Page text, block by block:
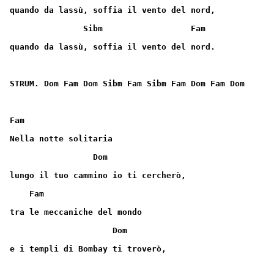
quando da lassù, soffia il vento del nord,
               Sibm                  Fam
quando da lassù, soffia il vento del nord.
STRUM. Dom Fam Dom Sibm Fam Sibm Fam Dom Fam Dom
Fam
Nella notte solitaria
                 Dom
lungo il tuo cammino io ti cercherò,
    Fam
tra le meccaniche del mondo
                     Dom
e i templi di Bombay ti troverò,